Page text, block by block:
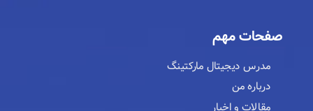
صفحات مهم
مدرس دیجیتال مارکتینگ
درباره من
مقالات و اخبار